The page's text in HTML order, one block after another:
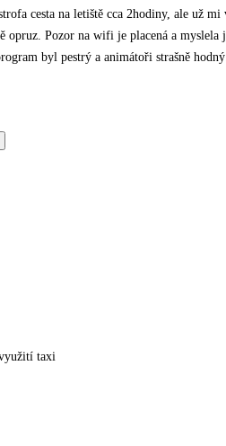
si, že se to
byl pestrý a animátoři strašně hodný.
taxi